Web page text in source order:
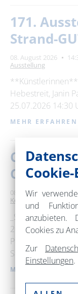
171.
Strand-
08. August 2026
Ausstellung
**Künstlerinnen**
Hebestreit, Janin
25.07.2026 14:30
MEHR ERFAHREN
Choriner
Choriner
08. August 2026
Konzert / Oper
_Samstag,
2026_
Przemyslaw
Serenade for
MEHR ERFAHREN
Wir
und
anzubieten.
Cookies zu
Zur
Einstellungen.